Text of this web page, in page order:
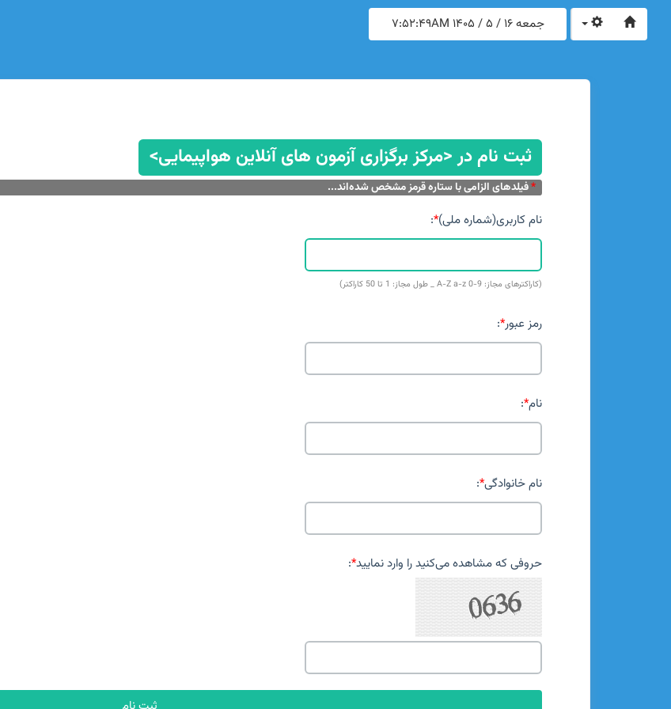
جمعه 16 / 5 / 1405 7:52:49AM
ثبت نام در <مرکز برگزاری آزمون های آنلاین هواپیمایی>
*فیلدهای الزامی با ستاره قرمز مشخص شده‌اند...
نام کاربری(شماره ملی)*
:
(کاراکترهای مجاز: A-Z a-z 0-9 _ طول مجاز: 1 تا 50 کاراکتر)
رمز عبور*
:
نام*
:
نام خانوادگی*
:
حروفی که مشاهده می‌کنید را وارد نمایید*
: